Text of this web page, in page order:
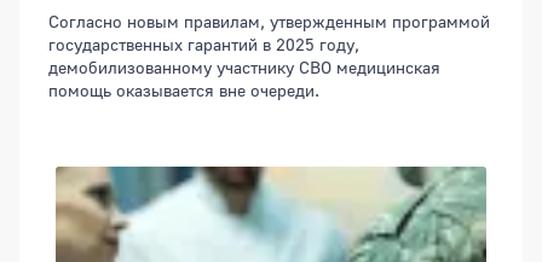
Согласно новым правилам, утвержденным программой
государственных гарантий в 2025 году,
демобилизованному участнику СВО медицинская
помощь оказывается вне очереди.